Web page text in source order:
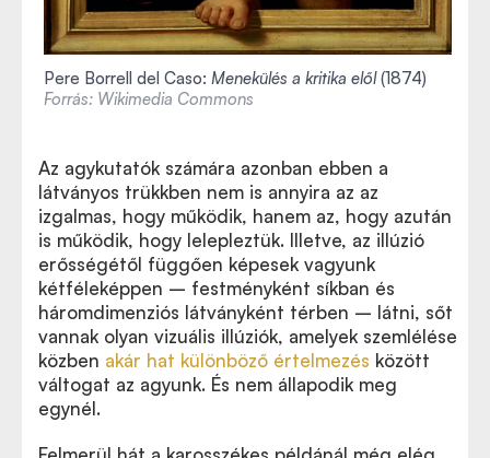
Pere Borrell del Caso: Menekülés a kritika elől(1874)
Forrás: Wikimedia Commons
Az agykutatók számára azonban ebben a
látványos trükkben nem is annyira az az
izgalmas, hogy működik, hanem az, hogy azután
is működik, hogy lelepleztük. Illetve, az illúzió
erősségétől függően képesek vagyunk
kétféleképpen – festményként síkban és
háromdimenziós látványként térben – látni, sőt
vannak olyan vizuális illúziók, amelyek szemlélése
közben akár hat különböző értelmezés között
váltogat az agyunk. És nem állapodik meg
egynél.